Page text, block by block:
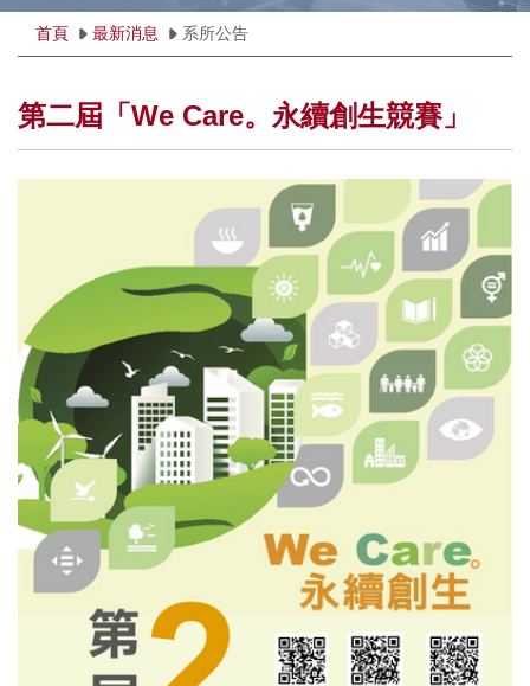
首頁 最新消息 系所公告
第二屆「We Care。永續創生競賽」